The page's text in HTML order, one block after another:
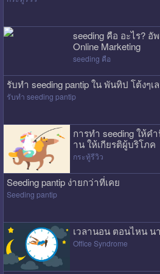
seeding คือ อะไร?
Online Marketing
seeding คือ
รับทำ seeding pantip ใน พันทิป โต้งๆเ
รับทำ seeding pantip
การทำ seeding ให้ค
าน ให้เกียรติผู้บริโภค
กระทู้รีวิว
Seeding pantip ง่ายกว่าที่เคย
Seeding pantip
เวลานอน ตอนไหน น
Office Syndrome